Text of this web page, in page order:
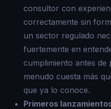
consultor con
correctamente sin
un sector regulado
fuertemente en
cumplimiento antes de
menudo cuesta más
que ya lo conoce.
Primeros